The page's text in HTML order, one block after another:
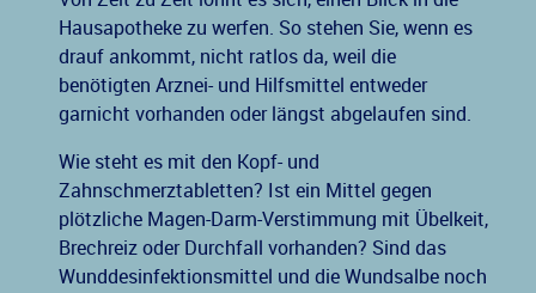
Hausapotheke zu werfen. So stehen Sie, wenn es
drauf ankommt, nicht ratlos da, weil die
benötigten Arznei- und Hilfsmittel entweder
garnicht vorhanden oder längst abgelaufen sind.
Wie steht es mit den Kopf- und
Zahnschmerztabletten? Ist ein Mittel gegen
plötzliche Magen-Darm-Verstimmung mit Übelkeit,
Brechreiz oder Durchfall vorhanden? Sind das
Wunddesinfektionsmittel und die Wundsalbe noch